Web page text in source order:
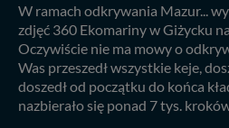
W ramach odkrywania Mazur...
zdjęć 360 Ekomariny w Giżycku
Oczywiście nie ma mowy o
Was przeszedł wszystkie keje,
doszedł od początku do końca
nazbierało się ponad 7 tys.